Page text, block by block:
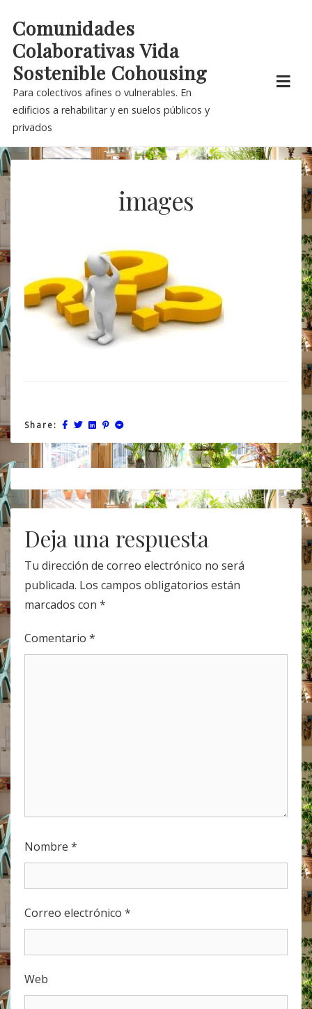
content
Comunidades
Colaborativas Vida
Sostenible Cohousing
Para colectivos afines o vulnerables. En
edificios a rehabilitar y en suelos públicos y
privados
images
Share:
Post
navigation
Deja una respuesta
Tu dirección de correo electrónico no será
publicada. Los campos obligatorios están
marcados con *
Comentario *
Nombre *
Correo electrónico *
Web